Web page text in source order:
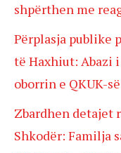
shpërthen me
Përplasja publike
të Haxhiut: Abazi
oborrin e QKUK-së
Zbardhen detajet
Shkodër: Familja